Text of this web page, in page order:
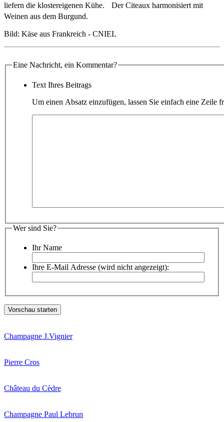
liefern die klostereigenen Kühe. Der Citeaux harmonisiert mit
Weinen aus dem Burgund.
Bild: Käse aus Frankreich - CNIEL
Eine Nachricht, ein Kommentar?
Text Ihres Beitrags
Um einen Absatz einzufügen, lassen Sie einfach eine Zeile
Wer sind Sie?
Ihr Name
Ihre E-Mail Adresse (wird nicht angezeigt):
Champagne J.Vignier
Pierre Cros
Château du Cèdre
Champagne Paul Lebrun